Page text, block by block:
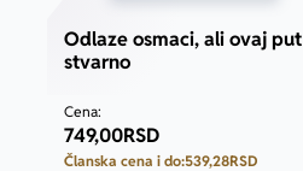
Odlaze osmaci, ali ovaj put
stvarno
Cena:
749,00RSD
Članska cena i do:539,28RSD